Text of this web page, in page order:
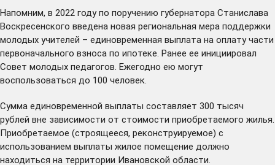
Напомним, в 2022 году по поручению губернатора Станислава
Воскресенского введена новая региональная мера поддержки
молодых учителей – единовременная выплата на оплату части
первоначального взноса по ипотеке. Ранее ее инициировал
Совет молодых педагогов. Ежегодно ею могут
воспользоваться до 100 человек.
Сумма единовременной выплаты составляет 300 тысяч
рублей вне зависимости от стоимости приобретаемого жилья.
Приобретаемое (строящееся, реконструируемое) с
использованием выплаты жилое помещение должно
находиться на территории Ивановской области.